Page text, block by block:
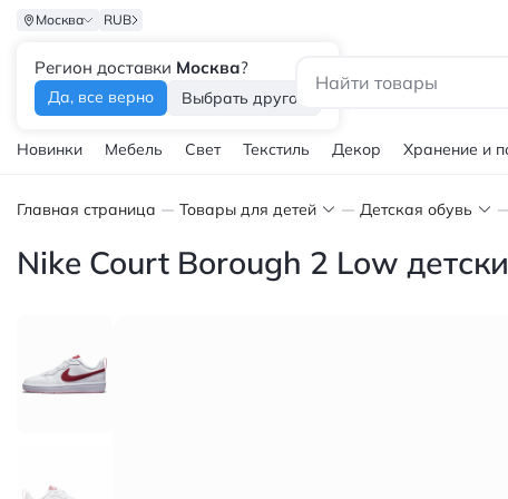
Москва
Регион доставки Москва?
Да, все верно Выбрать другой
RUB
Новинки Мебель Свет Текстиль Декор Хранение и
Главная страница Товары для детей Детская обувь
Nike Court Borough 2 Low